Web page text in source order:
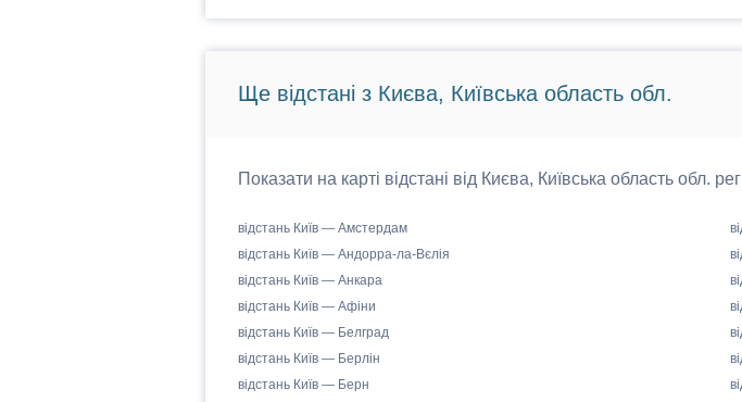
Ще відстані з Києва, Київська область обл.
Показати на карті відстані від Києва, Київська область обл.
відстань Київ — Амстердам
відстань Київ — Андорра-ла-Вєлія
відстань Київ — Анкара
відстань Київ — Афіни
відстань Київ — Белград
відстань Київ — Берлін
відстань Київ — Берн